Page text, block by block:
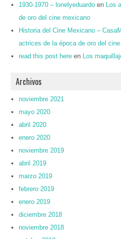
1930-1970 – lonelyeduardo en
Los
de oro del cine mexicano
Historia del Cine Mexicano –
actrices de la época de oro del
read this post here en Los
Archivos
noviembre 2021
mayo 2020
abril 2020
enero 2020
noviembre 2019
abril 2019
marzo 2019
febrero 2019
enero 2019
diciembre 2018
noviembre 2018